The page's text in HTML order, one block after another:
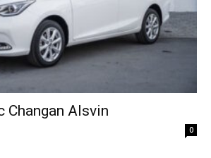
Changan Alsvin
0